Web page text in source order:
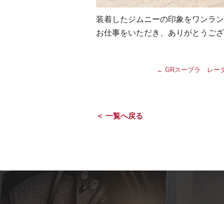
装着したジムニーの印象をワンラ
お仕事をいただき、ありがとうご
← GRスープラ レー
＜ 一覧へ戻る